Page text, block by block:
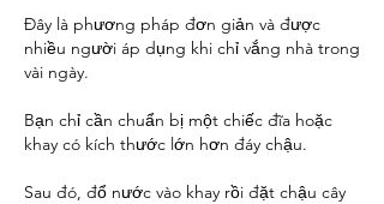
Đây là phương pháp đơn giản và được
nhiều người áp dụng khi chỉ vắng nhà trong
vài ngày.
Bạn chỉ cần chuẩn bị một chiếc đĩa hoặc
khay có kích thước lớn hơn đáy chậu.
Sau đó, đổ nước vào khay rồi đặt chậu cây